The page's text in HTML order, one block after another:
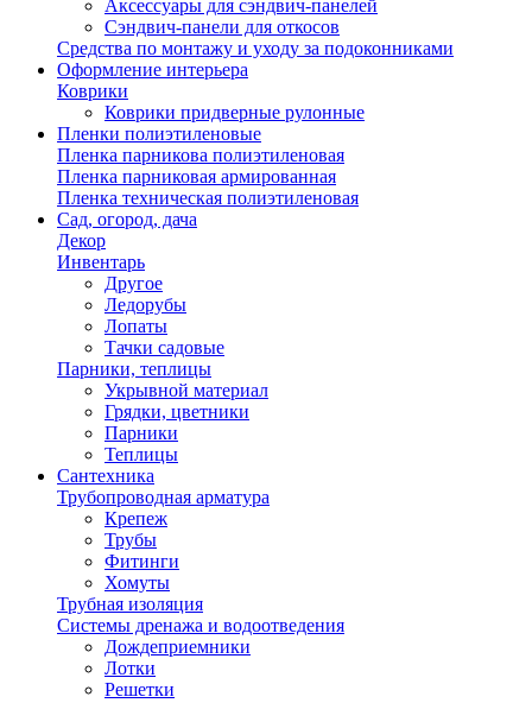
Аксессуары для сэндвич-панелей
Сэндвич-панели для откосов
Средства по монтажу и уходу за подоконниками
Оформление интерьера
Коврики
Коврики придверные рулонные
Пленки полиэтиленовые
Пленка парникова полиэтиленовая
Пленка парниковая армированная
Пленка техническая полиэтиленовая
Сад, огород, дача
Декор
Инвентарь
Другое
Ледорубы
Лопаты
Тачки садовые
Парники, теплицы
Укрывной материал
Грядки, цветники
Парники
Теплицы
Сантехника
Трубопроводная арматура
Крепеж
Трубы
Фитинги
Хомуты
Трубная изоляция
Системы дренажа и водоотведения
Дождеприемники
Лотки
Решетки